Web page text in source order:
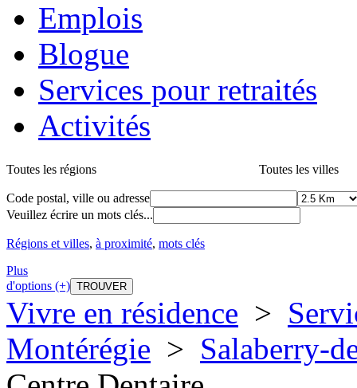
Emplois
Blogue
Services pour retraités
Activités
Toutes les régions Toutes les villes
Code postal, ville ou adresse
Veuillez écrire un mots clés...
Régions et villes, à proximité, mots clés
Plus
d'options (+)
Vivre en résidence >
Montérégie > Salaberry-